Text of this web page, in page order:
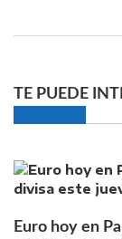
TE PUEDE
Euro hoy en